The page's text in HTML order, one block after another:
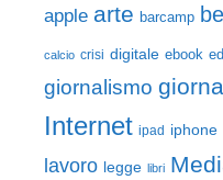
apple arte barcamp
calcio crisi digitale ebook
giornalismo
Internet ipad iphone
lavoro legge libri